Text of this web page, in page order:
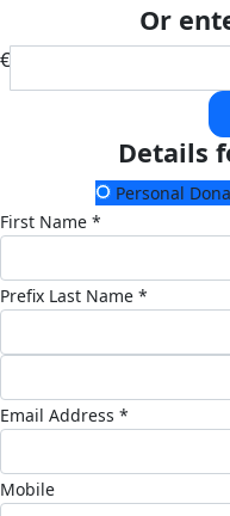
Or
€
Details
Personal
First Name *
Prefix Last Name *
Email Address *
Mobile